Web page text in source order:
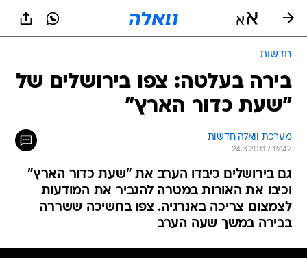
חדשות
בירה בעלטה: צפו בירושלים של
"שעת כדור הארץ"
מערכת וואלה חדשות
24.3.2011 / 19:42
גם בירושלים כיבדו הערב את "שעת כדור הארץ"
וכיבו את האורות במטרה להגביר את המודעות
לצמצום צריכה באנרגיה. צפו בחשיכה ששררה
בבירה במשך שעה הערב